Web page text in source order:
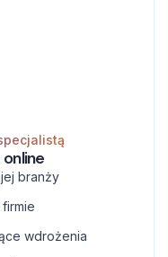
branży
wdrożenia